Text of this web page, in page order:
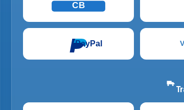
CB
PayPal